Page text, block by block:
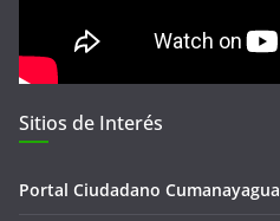
Sitios de Interés
Portal Ciudadano Cumanayagua